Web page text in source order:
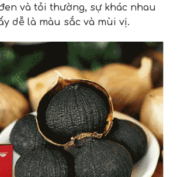
và tỏi thường, sự khác nhau
dễ là màu sắc và mùi vị.